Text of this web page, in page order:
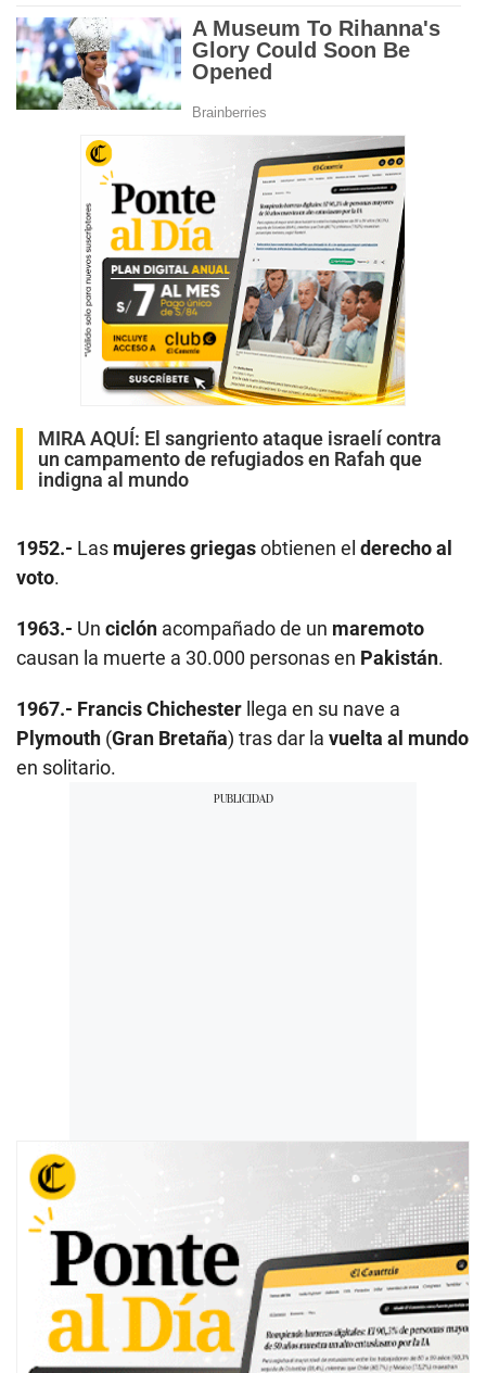
MIRA AQUÍ: El sangriento ataque israelí contra
un campamento de refugiados en Rafah que
indigna al mundo
1952.- Las mujeres griegasobtienen el derecho al
voto.
1963.- Un ciclón acompañado de un maremoto
causan la muerte a 30.000 personas en Pakistán.
1967.- Francis Chichester llega en su nave a
Plymouth (Gran Bretaña) tras dar la vuelta al mundo
en solitario.